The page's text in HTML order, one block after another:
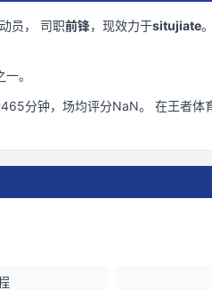
员， 司职前锋，现效力于situjiate。
。
465分钟，场均评分NaN。 在王者体